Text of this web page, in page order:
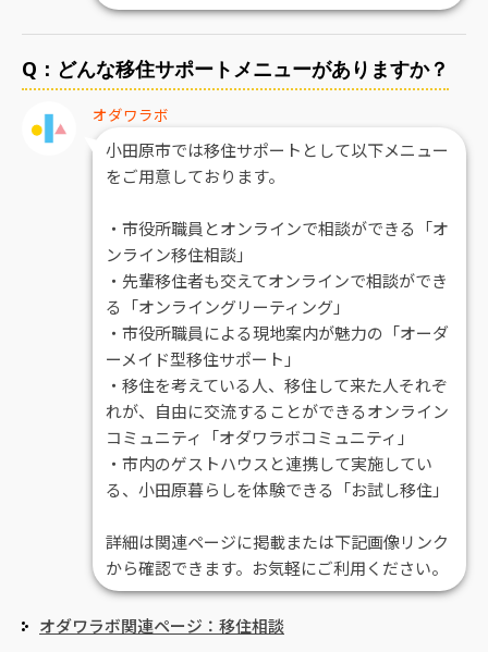
Q：どんな移住サポートメニューがありますか？
オダワラボ
小田原市では移住サポートとして以下メニュー
をご用意しております。
・市役所職員とオンラインで相談ができる「オ
ンライン移住相談」
・先輩移住者も交えてオンラインで相談ができ
る「オンライングリーティング」
・市役所職員による現地案内が魅力の「オーダ
ーメイド型移住サポート」
・移住を考えている人、移住して来た人それぞ
れが、自由に交流することができるオンライン
コミュニティ「オダワラボコミュニティ」
・市内のゲストハウスと連携して実施してい
る、小田原暮らしを体験できる「お試し移住」
詳細は関連ページに掲載または下記画像リンク
から確認できます。お気軽にご利用ください。
オダワラボ関連ページ：移住相談